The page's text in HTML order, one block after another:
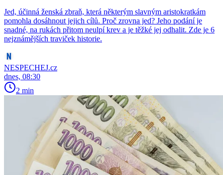
Jed, účinná ženská zbraň, která některým slavným aristokratkám
pomohla dosáhnout jejich cílů. Proč zrovna jed? Jeho podání je
snadné, na rukách přitom neulpí krev a je těžké jej odhalit. Zde je 6
nejznámějších traviček historie.
NESPECHEJ.cz
dnes, 08:30
2 min